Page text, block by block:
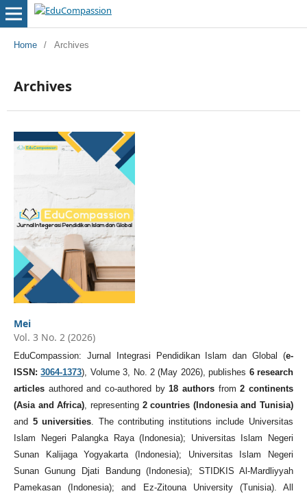
Home / Archives
Archives
Mei
Vol. 3 No. 2 (2026)
EduCompassion: Jurnal Integrasi Pendidikan Islam dan Global (e-
ISSN:3064-1373), Volume 3, No. 2 (May 2026), publishes 6 research
articlesauthored and co-authored by 18 authors from2 continents
(Asia and Africa) , representing 2 countries (Indonesia and Tunisia)
and 5 universities . The contributing institutions include Universitas
Islam Negeri Palangka Raya (Indonesia); Universitas Islam Negeri
Sunan Kalijaga Yogyakarta (Indonesia); Universitas Islam Negeri
Sunan Gunung Djati Bandung (Indonesia); STIDKIS Al-Mardliyyah
Pamekasan (Indonesia); and Ez-Zitouna University (Tunisia). All